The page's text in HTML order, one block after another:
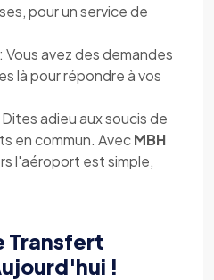
pour un service de
: Vous avez des demandes
là pour répondre à vos
Dites adieu aux soucis de
en commun. AvecMBH
l'aéroport est simple,
Transfert
!